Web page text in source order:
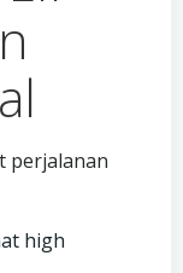
perjalanan
high